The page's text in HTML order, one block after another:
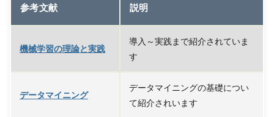
参考文献 説明
機械学習の理論と実践
導入～実践まで紹介されていま
す
データマイニング
データマイニングの基礎につい
て紹介されいます